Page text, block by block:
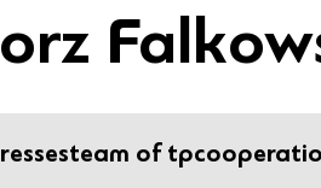
team of tp